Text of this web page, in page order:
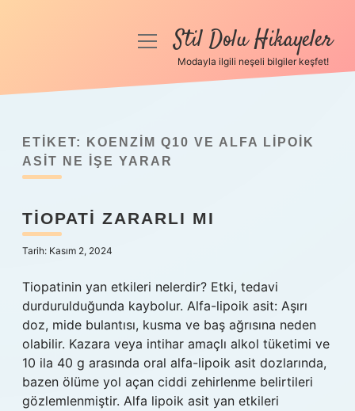
Anasayfa
Yasal Uyarı
menüyüStil Dolu Hikayeler
Modayla ilgili neşeli bilgiler keşfet!
ETIKET:
KOENZIM Q10 VE ALFA LIPOIK
ASIT NE IŞE YARAR
TIOPATI ZARARLI MI
Tarih: Kasım 2, 2024
Tiopatinin yan etkileri nelerdir? Etki, tedavi
durdurulduğunda kaybolur. Alfa-lipoik asit: Aşırı
doz, mide bulantısı, kusma ve baş ağrısına neden
olabilir. Kazara veya intihar amaçlı alkol tüketimi ve
10 ila 40 g arasında oral alfa-lipoik asit dozlarında,
bazen ölüme yol açan ciddi zehirlenme belirtileri
gözlemlenmiştir. Alfa lipoik asit yan etkileri